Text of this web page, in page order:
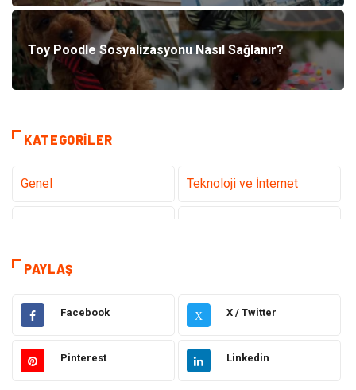
Toy Poodle Sosyalizasyonu Nasıl Sağlanır?
KATEGORILER
Genel Teknoloji ve İnternet
Sağlık
Hukuk Dekorasyon
Elektrik & Elektronik Giyim
PAYLAŞ
Facebook X X / Twitter
Pinterest Linkedin